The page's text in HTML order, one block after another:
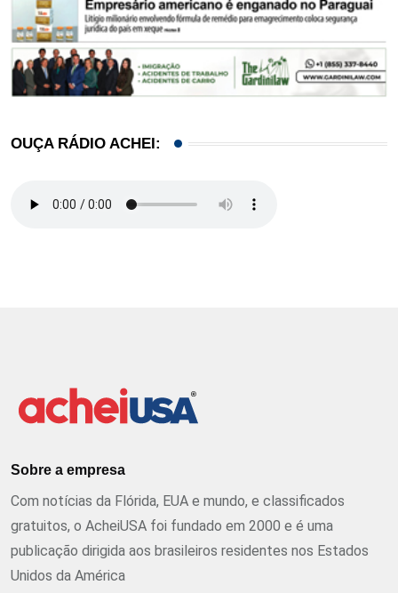
OUÇA RÁDIO ACHEI:
Sobre a empresa
Com notícias da Flórida, EUA e mundo, e classificados
gratuitos, o AcheiUSA foi fundado em 2000 e é uma
publicação dirigida aos brasileiros residentes nos Estados
Unidos da América